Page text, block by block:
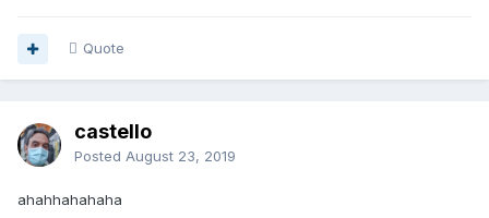
Quote
castello
Posted August 23, 2019
ahahhahahaha